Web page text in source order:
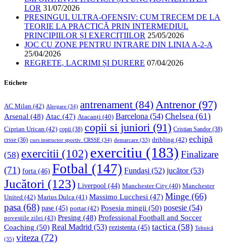
LOR 31/07/2026
PRESINGUL ULTRA-OFENSIV: CUM TRECEM DE LA
TEORIE LA PRACTICĂ PRIN INTERMEDIUL
PRINCIPIILOR ȘI EXERCIȚIILOR 25/05/2026
JOC CU ZONE PENTRU INTRARE DIN LINIA A-2-A
25/04/2026
REGRETE, LACRIMI ȘI DURERE 07/04/2026
Etichete
AC Milan (42) Alergare (34) antrenament (84) Antrenor(97)
Arsenal (48) Atac (47) Atacanți (40) Barcelona (54) Chelsea (61)
Ciprian Urican (42) copii (38) copii si juniori (91) Cristian Sandor (38)
crsse (36) curs instructor sportiv. CRSSE (34) demarcare (33) dribling (42) echipă
(58) exercitii (102) exercitiu (183) Finalizare
(71) forta (46) Fotbal (147) Fundași (52) jucător(53)
Jucători (123) Liverpool (44) Manchester City (40) Manchester
United (42) Marius Dulca (41) Massimo Lucchesi (47) Minge (66)
pasa (68) pase (45) portar(42) Posesia mingii (50) posesie (54)
povestile zilei (43) Presing (48) Professional Football and Soccer
Coaching (50) Real Madrid (53) rezistenta (45) tactica (58) Tehnică
(35) viteza (72)